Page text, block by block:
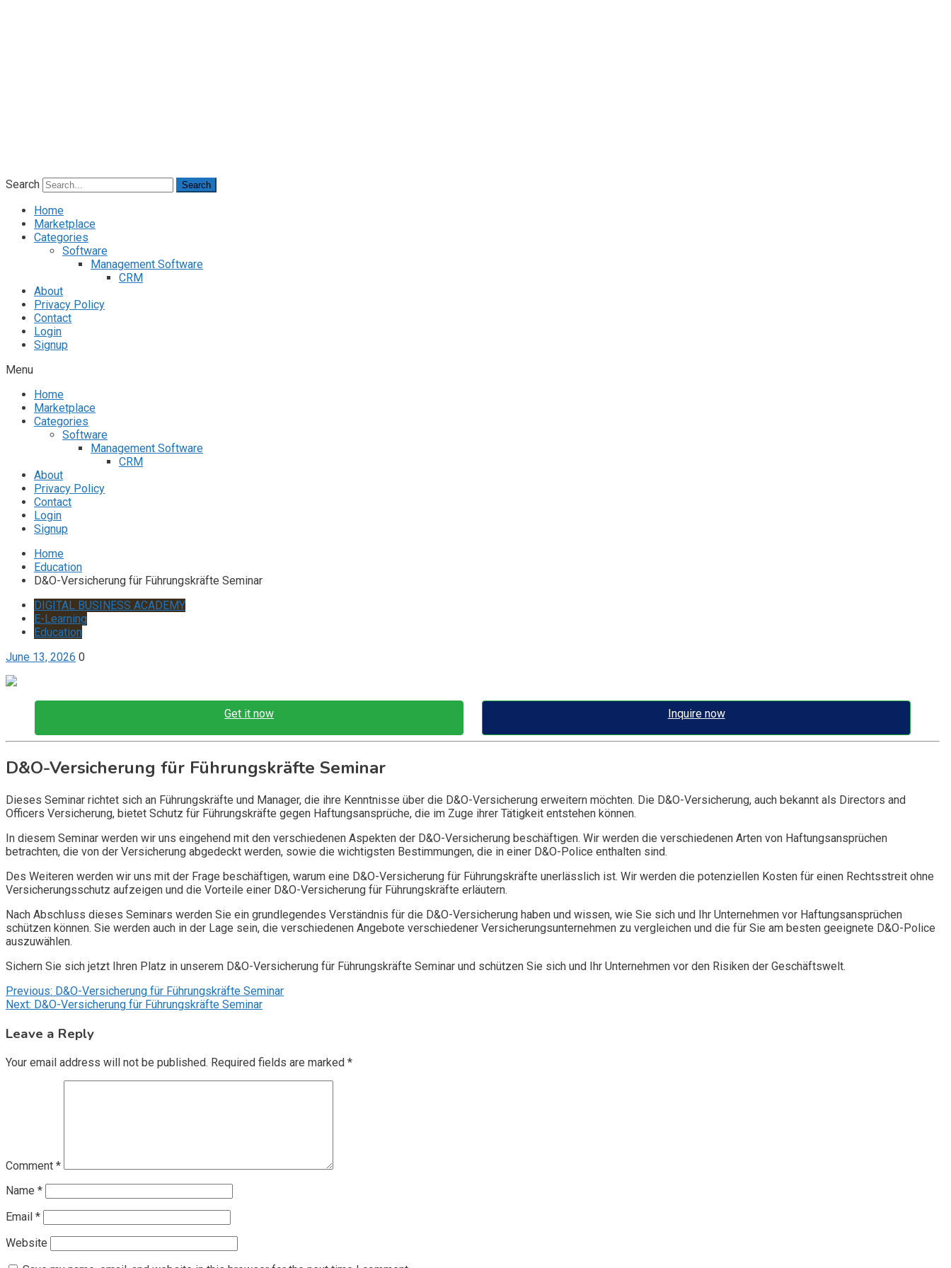
Search Search
Home
Marketplace
Categories
Software
Management Software
CRM
About
Privacy Policy
Contact
Login
Signup
Menu
Home
Marketplace
Categories
Software
Management Software
CRM
About
Privacy Policy
Contact
Login
Signup
Home
Education
D&O-Versicherung für Führungskräfte Seminar
DIGITAL BUSINESS ACADEMY
E-Learning
Education
June 13, 2026 0
Get it now Inquire now
D&O-Versicherung für Führungskräfte Seminar
Dieses Seminar richtet sich an Führungskräfte und Manager, die ihre Kenntnisse über die D&O-Versicherung erweitern möchten. Die D&O-Versicherung, auch bekannt als Directors and
Officers Versicherung, bietet Schutz für Führungskräfte gegen Haftungsansprüche, die im Zuge ihrer Tätigkeit entstehen können.
In diesem Seminar werden wir uns eingehend mit den verschiedenen Aspekten der D&O-Versicherung beschäftigen. Wir werden die verschiedenen Arten von Haftungsansprüchen
betrachten, die von der Versicherung abgedeckt werden, sowie die wichtigsten Bestimmungen, die in einer D&O-Police enthalten sind.
Des Weiteren werden wir uns mit der Frage beschäftigen, warum eine D&O-Versicherung für Führungskräfte unerlässlich ist. Wir werden die potenziellen Kosten für einen Rechtsstreit ohne
Versicherungsschutz aufzeigen und die Vorteile einer D&O-Versicherung für Führungskräfte erläutern.
Nach Abschluss dieses Seminars werden Sie ein grundlegendes Verständnis für die D&O-Versicherung haben und wissen, wie Sie sich und Ihr Unternehmen vor Haftungsansprüchen
schützen können. Sie werden auch in der Lage sein, die verschiedenen Angebote verschiedener Versicherungsunternehmen zu vergleichen und die für Sie am besten geeignete D&O-Police
auszuwählen.
Sichern Sie sich jetzt Ihren Platz in unserem D&O-Versicherung für Führungskräfte Seminar und schützen Sie sich und Ihr Unternehmen vor den Risiken der Geschäftswelt.
Post
navigation
Previous: D&O-Versicherung für Führungskräfte Seminar
Next: D&O-Versicherung für Führungskräfte Seminar
Leave a Reply
Your email address will not be published. Required fields are marked *
Comment *
Name *
Email *
Website